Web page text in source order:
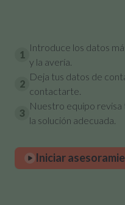
1
Introduce los datos
y la avería.
2
Deja tus datos de
contactarte.
3
Nuestro equipo
la solución adecuada.
Iniciar